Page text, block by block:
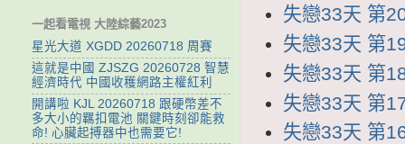
失戀33天 第
失戀33天 第
失戀33天 第
失戀33天 第
失戀33天 第
一起看電視 大陸綜藝2023
星光大道 XGDD 20260718 周賽
這就是中國 ZJSZG 20260728 智慧
經濟時代 中國收穫網路主權紅利
開講啦 KJL 20260718 跟硬幣差不
多大小的羈扣電池 關鍵時刻卻能救
命! 心臟起搏器中也需要它!